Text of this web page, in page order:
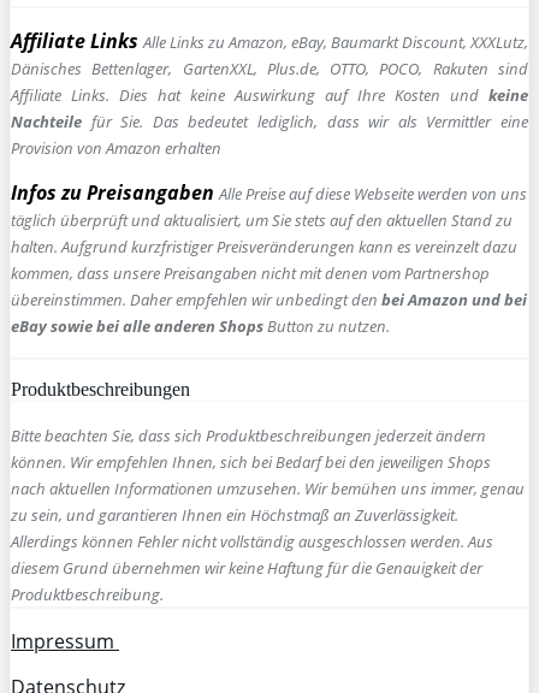
Affiliate Links Alle Links zu Amazon, eBay, Baumarkt Discount, XXXLutz,
Dänisches Bettenlager, GartenXXL, Plus.de, OTTO, POCO, Rakuten sind
Affiliate Links. Dies hat keine Auswirkung auf Ihre Kosten und keine
Nachteile für Sie. Das bedeutet lediglich, dass wir als Vermittler eine
Provision von Amazon erhalten
Infos zu Preisangaben Alle Preise auf diese Webseite werden von uns
täglich überprüft und aktualisiert, um Sie stets auf den aktuellen Stand zu
halten. Aufgrund kurzfristiger Preisveränderungen kann es vereinzelt dazu
kommen, dass unsere Preisangaben nicht mit denen vom Partnershop
übereinstimmen. Daher empfehlen wir unbedingt den bei Amazon und bei
eBay sowie bei alle anderen ShopsButton zu nutzen.
Produktbeschreibungen
Bitte beachten Sie, dass sich Produktbeschreibungen jederzeit ändern
können. Wir empfehlen Ihnen, sich bei Bedarf bei den jeweiligen Shops
nach aktuellen Informationen umzusehen. Wir bemühen uns immer, genau
zu sein, und garantieren Ihnen ein Höchstmaß an Zuverlässigkeit.
Allerdings können Fehler nicht vollständig ausgeschlossen werden. Aus
diesem Grund übernehmen wir keine Haftung für die Genauigkeit der
Produktbeschreibung.
Impressum
Datenschutz